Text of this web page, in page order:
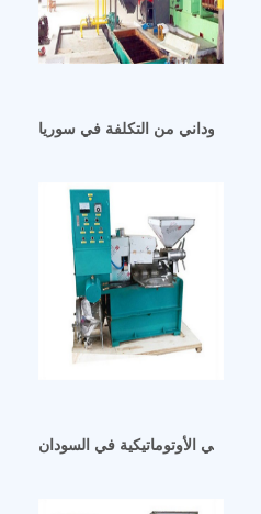
السوداني من التكلفة في سوريا
الأوتوماتيكية في السودان